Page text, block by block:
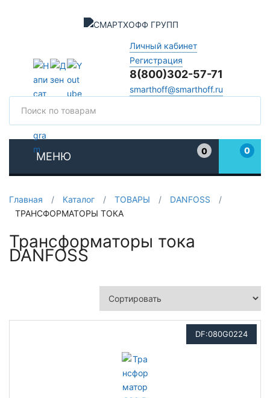
Личный кабинет
Регистрация
8(800)302-57-71
smarthoff@smarthoff.ru
МЕНЮ
0
0
Главная / Каталог / ТОВАРЫ / DANFOSS
/
ТРАНСФОРМАТОРЫ ТОКА
Трансформаторы тока
DANFOSS
DF:080G0224